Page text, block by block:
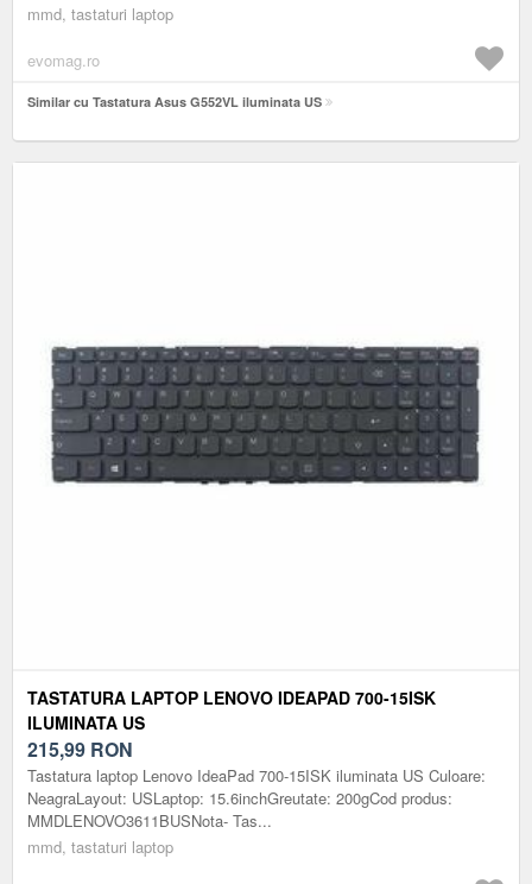
mmd, tastaturi laptop
evomag.ro
Similar cu Tastatura Asus G552VL iluminata US
TASTATURA LAPTOP LENOVO IDEAPAD 700-15ISK
ILUMINATA US
215,99 RON
Tastatura laptop Lenovo IdeaPad 700-15ISK iluminata US Culoare:
NeagraLayout: USLaptop: 15.6inchGreutate: 200gCod produs:
MMDLENOVO3611BUSNota- Tas...
mmd, tastaturi laptop